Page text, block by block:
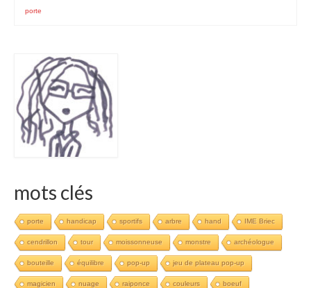
porte
mots clés
porte handicap sportifs arbre hand IME Briec
cendrillon tour moissonneuse monstre archéologue
bouteille équilibre pop-up jeu de plateau pop-up
magicien nuage raiponce couleurs boeuf